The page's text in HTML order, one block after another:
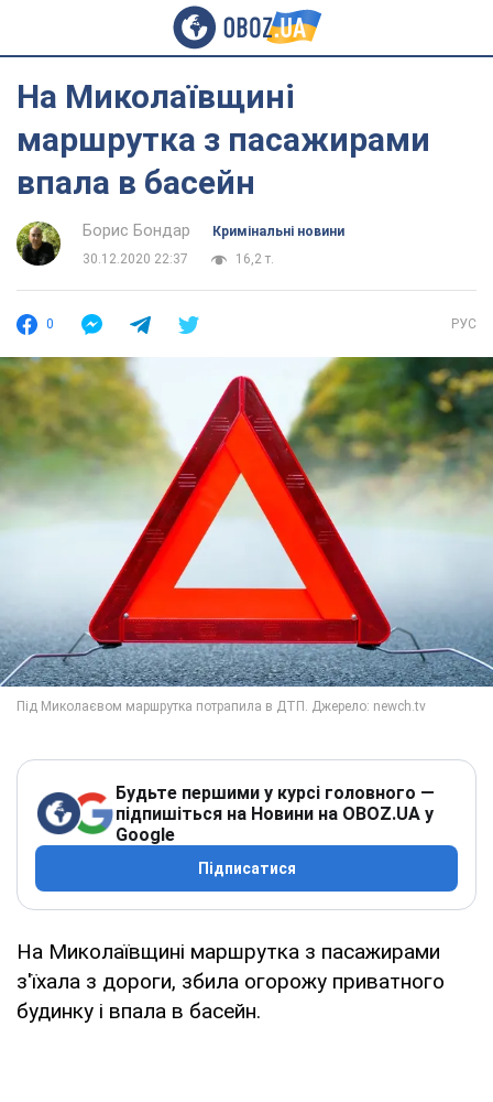
На Миколаївщині
маршрутка з пасажирами
впала в басейн
Борис Бондар
Кримінальні новини
30.12.2020 22:37
16,2 т.
0 РУС
Будьте першими у курсі головного —
підпишіться на Новини на OBOZ.UA у
Google
Підписатися
На Миколаївщині маршрутка з пасажирами
з'їхала з дороги, збила огорожу приватного
будинку і впала в басейн.